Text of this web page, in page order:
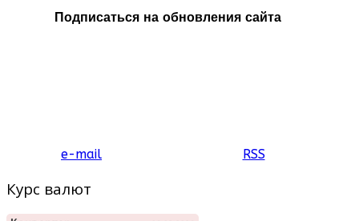
Подписаться на обновления сайта
e-mail RSS
Курс валют